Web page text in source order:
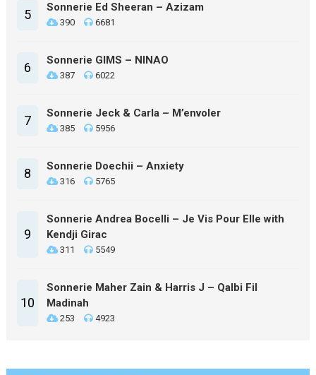
5 Sonnerie Ed Sheeran – Azizam
390 6681
6 Sonnerie GIMS – NINAO
387 6022
7 Sonnerie Jeck & Carla – M’envoler
385 5956
8 Sonnerie Doechii – Anxiety
316 5765
9
Sonnerie Andrea Bocelli – Je Vis Pour Elle with
Kendji Girac
311 5549
10
Sonnerie Maher Zain & Harris J – Qalbi Fil
Madinah
253 4923